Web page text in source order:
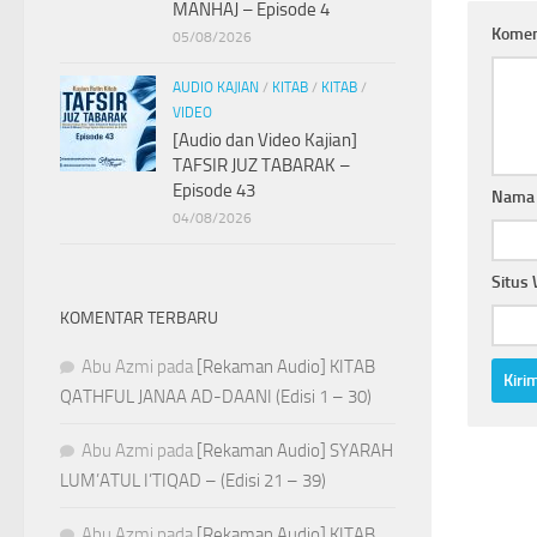
Nama
Situs
MANHAJ – Episode 4
05/08/2026
AUDIO KAJIAN / KITAB / KITAB /
VIDEO
[Audio dan Video Kajian]
TAFSIR JUZ TABARAK –
Episode 43
04/08/2026
KOMENTAR TERBARU
Abu Azmi pada [Rekaman Audio] KITAB
QATHFUL JANAA AD-DAANI (Edisi 1 – 30)
Abu Azmi pada [Rekaman Audio] SYARAH
LUM’ATUL I’TIQAD – (Edisi 21 – 39)